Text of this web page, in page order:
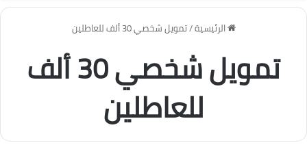
الرئيسية/تمويل شخصي 30 ألف للعاطلين
تمويل شخصي 30 ألف
للعاطلين